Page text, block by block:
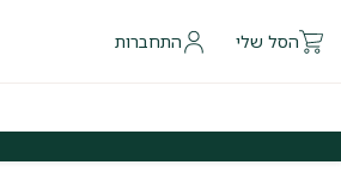
הסל שלי התחברות